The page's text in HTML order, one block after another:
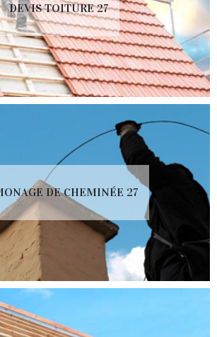
DEVIS TOITURE 27
DE CHEMINÉE 27